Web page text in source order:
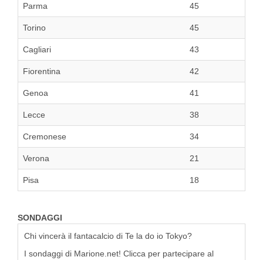
Parma 45
Torino 45
Cagliari 43
Fiorentina 42
Genoa 41
Lecce 38
Cremonese 34
Verona 21
Pisa 18
SONDAGGI
Chi vincerà il fantacalcio di Te la do io Tokyo?
I sondaggi di Marione.net! Clicca per partecipare al